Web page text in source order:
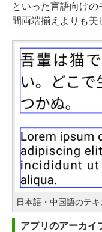
といった言語向け
間両端揃えよりも美
日本語・中国語のテ
アプリのアーカイ